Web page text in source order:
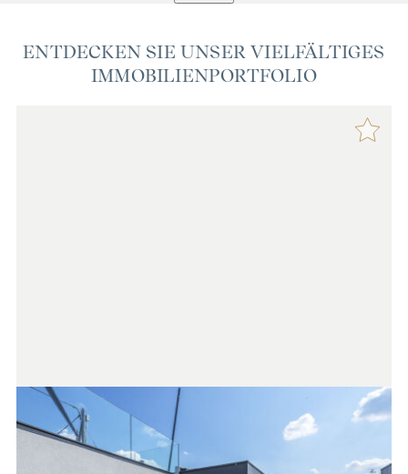
ENTDECKEN SIE UNSER VIELFÄLTIGES
IMMOBILIENPORTFOLIO